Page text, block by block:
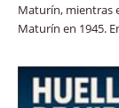
Maturín, mientras
Maturín en 1945.